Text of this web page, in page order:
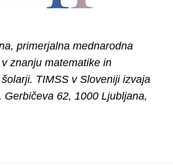
primerjalna mednarodna
znanju matematike in
TIMSS v Sloveniji izvaja
Gerbičeva 62, 1000 Ljubljana,